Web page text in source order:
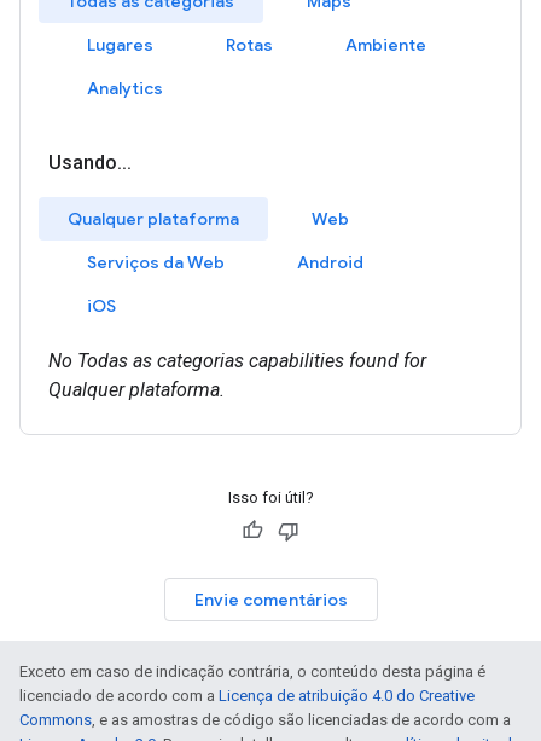
Isso foi útil?
Envie comentários
Exceto em caso de indicação contrária, o conteúdo desta página é
licenciado de acordo com a Licença de atribuição 4.0 do Creative
Commons, e as amostras de código são licenciadas de acordo com a